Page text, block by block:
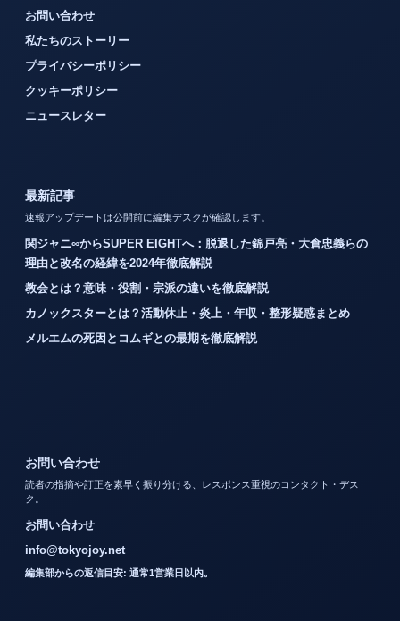
お問い合わせ
私たちのストーリー
プライバシーポリシー
クッキーポリシー
ニュースレター
最新記事
速報アップデートは公開前に編集デスクが確認します。
関ジャニ∞からSUPER EIGHTへ：脱退した錦戸亮・大倉忠義らの
理由と改名の経緯を2024年徹底解説
教会とは？意味・役割・宗派の違いを徹底解説
カノックスターとは？活動休止・炎上・年収・整形疑惑まとめ
メルエムの死因とコムギとの最期を徹底解説
お問い合わせ
読者の指摘や訂正を素早く振り分ける、レスポンス重視のコンタクト・デス
ク。
お問い合わせ
info@tokyojoy.net
編集部からの返信目安: 通常1営業日以内。